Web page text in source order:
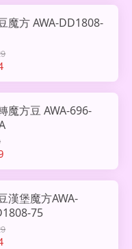
AWA-DD1808-
魔方豆 AWA-696-
漢堡魔方AWA-
75